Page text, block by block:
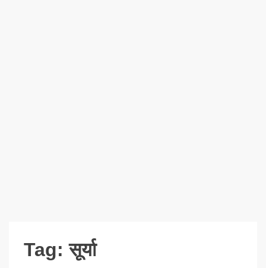
Tag:सूर्या